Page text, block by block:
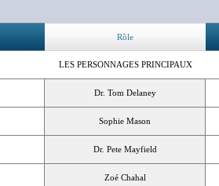
Rôle
LES PERSONNAGES PRINCIPAUX
Dr. Tom Delaney
Sophie Mason
Dr. Pete Mayfield
Zoé Chahal